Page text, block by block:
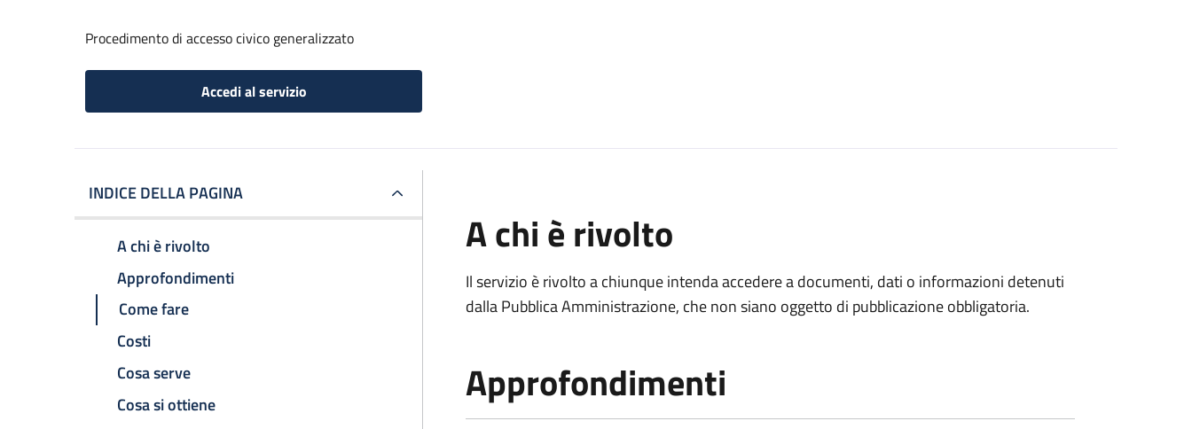
Procedimento di accesso civico generalizzato
Accedi al servizio
INDICE DELLA PAGINA
A chi è rivolto
Approfondimenti
Come fare
Costi
Cosa serve
Cosa si ottiene
A chi è rivolto
Il servizio è rivolto a chiunque intenda accedere a documenti, dati o informazioni detenuti
dalla Pubblica Amministrazione, che non siano oggetto di pubblicazione obbligatoria.
Approfondimenti